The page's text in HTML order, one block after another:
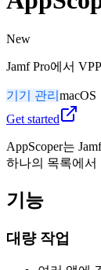
New
Jamf Pro에서
기기 관리 macOS
Get started
AppScoper는
하나의 목록에서
기능
대량 작업